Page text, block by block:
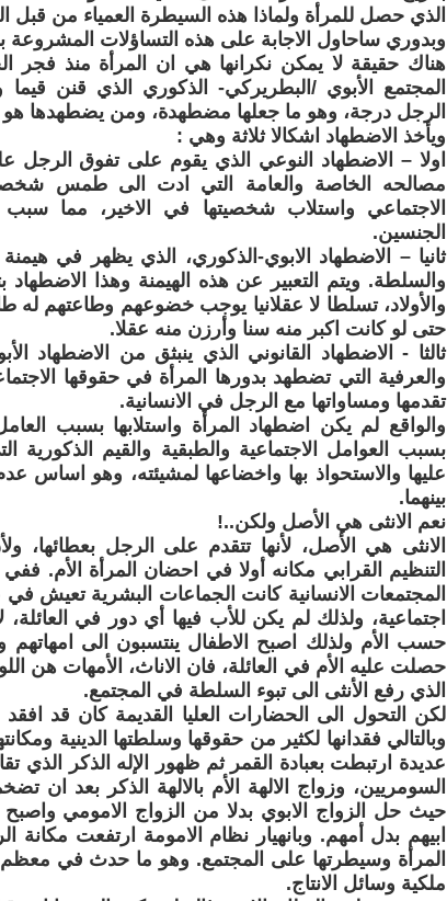
الذي حصل للمرأة ولماذا هذه السيطرة العمياء من قبل
وبدوري ساحاول الاجابة على هذه التساؤلات المشروعة
هناك حقيقة لا يمكن نكرانها هي ان المرأة منذ فجر
المجتمع الأبوي /البطريركي- الذكوري الذي قنن
الرجل درجة، وهو ما جعلها مضطهدة، ومن يضطهدها هو
ويأخذ الاضطهاد اشكالا ثلاثة وهي :
اولا – الاضطهاد النوعي الذي يقوم على تفوق الرجل
مصالحه الخاصة والعامة التي ادت الى طمس شخصية
الاجتماعي واستلاب شخصيتها في الاخير، مما سبب
الجنسين.
ثانيا – الاضطهاد الابوي-الذكوري، الذي يظهر في
والسلطة. ويتم التعبير عن هذه الهيمنة وهذا
والأولاد، تسلطا لا عقلانيا يوجب خضوعهم وطاعتهم له
حتى لو كانت اكبر منه سنا وأرزن منه عقلا.
ثالثا - الاضطهاد القانوني الذي ينبثق من الاضطهاد
والعرفية التي تضطهد بدورها المرأة في حقوقها
تقدمها ومساواتها مع الرجل في الانسانية.
والواقع لم يكن اضطهاد المرأة واستلابها بسبب
بسبب العوامل الاجتماعية والطبقية والقيم
عليها والاستحواذ بها واخضاعها لمشيئته، وهو اساس
بينهما.
نعم الانثى هي الأصل ولكن..!
الانثى هي الأصل، لأنها تتقدم على الرجل بعطائها،
التنظيم القرابي مكانه أولا في احضان المرأة الأم.
المجتمعات الانسانية كانت الجماعات البشرية تعيش
اجتماعية، ولذلك لم يكن للأب فيها أي دور في
حسب الأم ولذلك اصبح الاطفال ينتسبون الى امهاتهم
حصلت عليه الأم في العائلة، فان الاناث، الأمهات هن
الذي رفع الأنثى الى تبوء السلطة في المجتمع.
لكن التحول الى الحضارات العليا القديمة كان قد افقد
وبالتالي فقدانها لكثير من حقوقها وسلطتها الدينية
عديدة ارتبطت بعبادة القمر ثم ظهور الإله الذكر الذي
السومريين، وزواج الالهة الأم بالالهة الذكر بعد
حيث حل الزواج الابوي بدلا من الزواج الامومي
ابيهم بدل أمهم. وبانهيار نظام الامومة ارتفعت مكانة
المرأة وسيطرتها على المجتمع. وهو ما حدث في
ملكية وسائل الانتاج.